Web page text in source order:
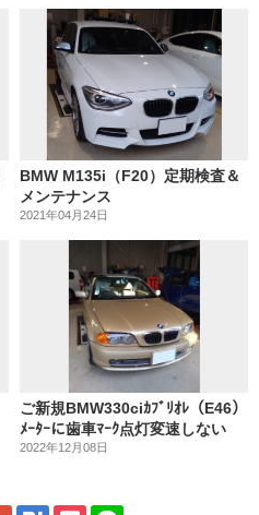
BMW M135i（F20）定期検査＆
メンテナンス
2021年04月24日
ご新規BMW330ciｶﾌﾞﾘｵﾚ（E46）
ﾒｰﾀｰに歯車ﾏｰｸ点灯変速しない
2022年12月08日